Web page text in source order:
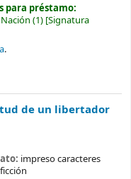
para préstamo:
(1) Signatura
.
de un libertador
impreso caracteres